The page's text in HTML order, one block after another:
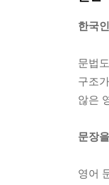
한국
문법
구조
않은
문장
영어